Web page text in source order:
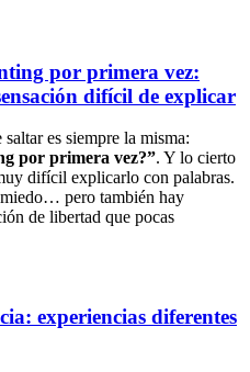
por primera vez:
difícil de explicar
es siempre la misma:
por primera vez?”. Y lo cierto
difícil explicarlo con palabras.
pero también hay
de libertad que pocas
experiencias diferentes